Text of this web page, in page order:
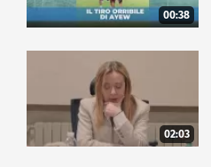
00:38
02:03